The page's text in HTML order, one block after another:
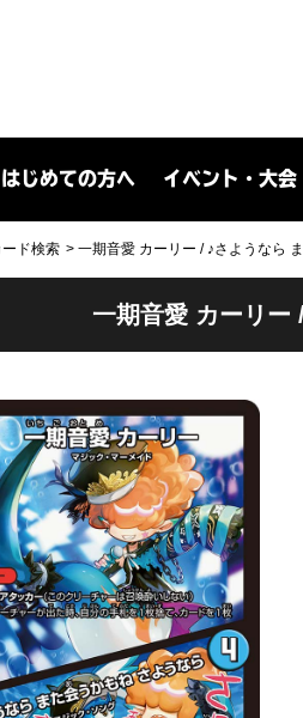
はじめての方へ イベント・大会
ード検索 一期音愛 カーリー / ♪さようなら
一期音愛 カーリー